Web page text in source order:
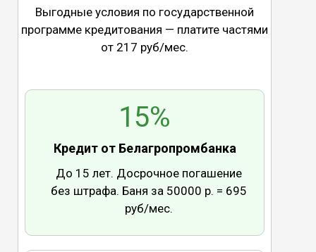
Выгодные условия по государственной
программе кредитования — платите частями
от 217 руб/мес.
До 15 лет. Досрочное погашение
без штрафа. Баня за 50000 р. = 695
руб/мес.
Кредит от Белагропромбанка
15%